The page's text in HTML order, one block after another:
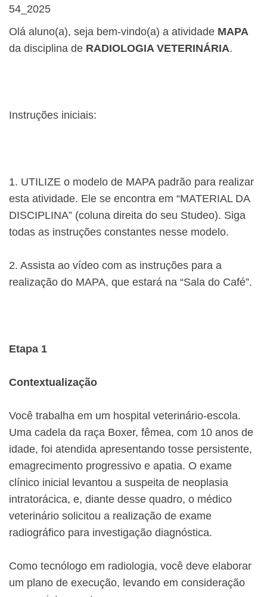
54_2025
Olá aluno(a), seja bem-vindo(a) a atividade MAPA
da disciplina de RADIOLOGIA VETERINÁRIA.
Instruções iniciais:
1. UTILIZE o modelo de MAPA padrão para realizar
esta atividade. Ele se encontra em “MATERIAL DA
DISCIPLINA” (coluna direita do seu Studeo). Siga
todas as instruções constantes nesse modelo.
2. Assista ao vídeo com as instruções para a
realização do MAPA, que estará na “Sala do Café”.
Etapa 1
Contextualização
Você trabalha em um hospital veterinário-escola.
Uma cadela da raça Boxer, fêmea, com 10 anos de
idade, foi atendida apresentando tosse persistente,
emagrecimento progressivo e apatia. O exame
clínico inicial levantou a suspeita de neoplasia
intratorácica, e, diante desse quadro, o médico
veterinário solicitou a realização de exame
radiográfico para investigação diagnóstica.
Como tecnólogo em radiologia, você deve elaborar
um plano de execução, levando em consideração